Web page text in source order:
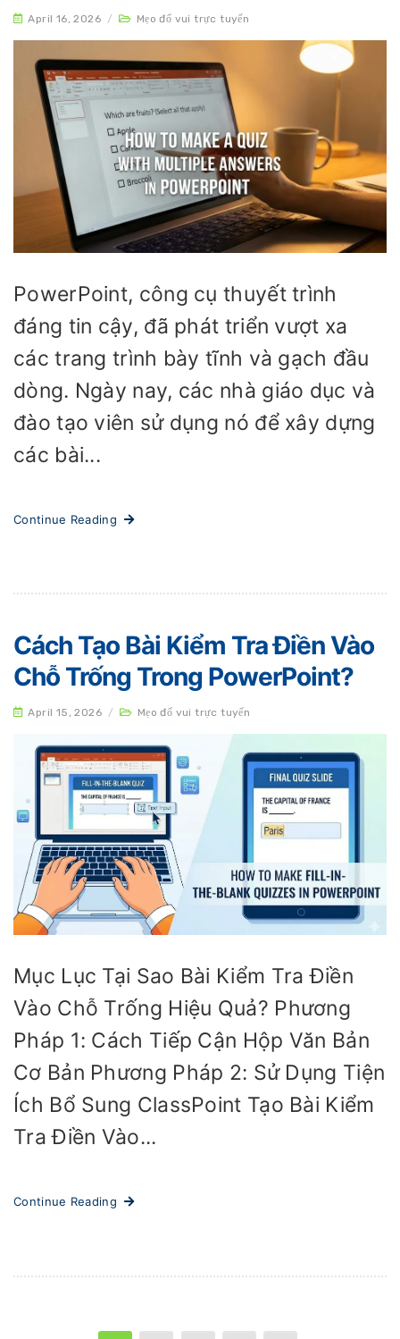
April 16, 2026 / Mẹo đố vui trực tuyến
PowerPoint, công cụ thuyết trình
đáng tin cậy, đã phát triển vượt xa
các trang trình bày tĩnh và gạch đầu
dòng. Ngày nay, các nhà giáo dục và
đào tạo viên sử dụng nó để xây dựng
các bài...
Continue Reading
Cách Tạo Bài Kiểm Tra Điền Vào
Chỗ Trống Trong PowerPoint?
April 15, 2026 / Mẹo đố vui trực tuyến
Mục Lục Tại Sao Bài Kiểm Tra Điền
Vào Chỗ Trống Hiệu Quả? Phương
Pháp 1: Cách Tiếp Cận Hộp Văn Bản
Cơ Bản Phương Pháp 2: Sử Dụng Tiện
Ích Bổ Sung ClassPoint Tạo Bài Kiểm
Tra Điền Vào...
Continue Reading